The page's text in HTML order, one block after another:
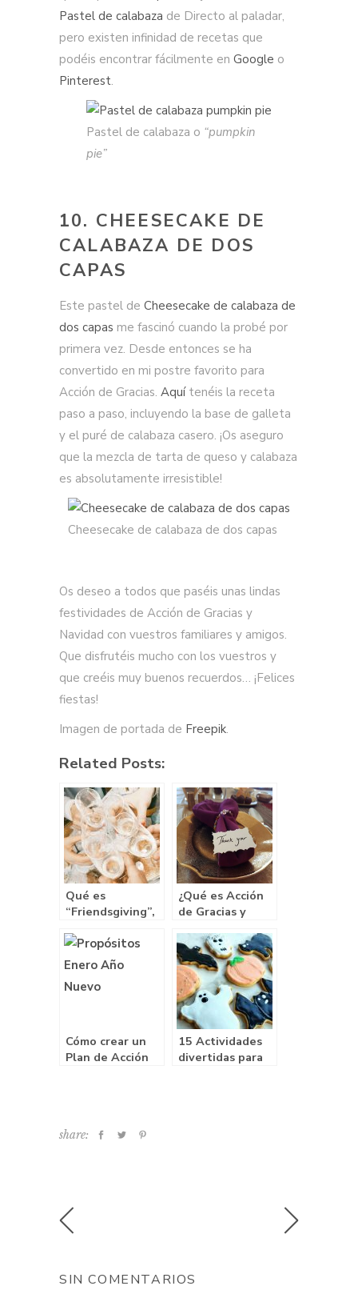
Pastel de calabaza de Directo al paladar,
pero existen infinidad de recetas que
podéis encontrar fácilmente en Google o
Pinterest.
Pastel de calabaza o “pumpkin
pie”
10. CHEESECAKE DE
CALABAZA DE DOS
CAPAS
Este pastel de Cheesecake de calabaza de
dos capas me fascinó cuando la probé por
primera vez. Desde entonces se ha
convertido en mi postre favorito para
Acción de Gracias. Aquítenéis la receta
paso a paso, incluyendo la base de galleta
y el puré de calabaza casero. ¡Os aseguro
que la mezcla de tarta de queso y calabaza
es absolutamente irresistible!
Cheesecake de calabaza de dos capas
Os deseo a todos que paséis unas lindas
festividades de Acción de Gracias y
Navidad con vuestros familiares y amigos.
Que disfrutéis mucho con los vuestros y
que creéis muy buenos recuerdos… ¡Felices
fiestas!
Imagen de portada de Freepik.
Related Posts:
Qué es
“Friendsgiving”,
de celebración
de Acción de
¿Qué es Acción
de Gracias y
celebro?
Cómo crear un
Plan de Acción
15 Actividades
divertidas para
share:
SIN COMENTARIOS